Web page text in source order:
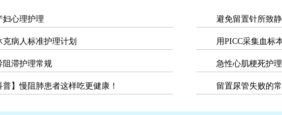
妇心理护理 避免留置针所致
克病人标准护理计划 用PICC采集血标
阻滞护理常规 急性心肌梗死护
普】慢阻肺患者这样吃更健康！ 留置尿管失败的